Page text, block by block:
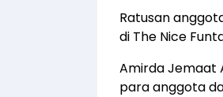
Ratusan
di The Nice
Amirda Jemaat
para anggota